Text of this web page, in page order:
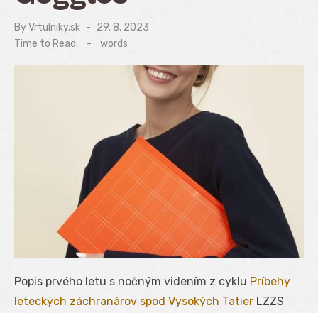
ByVrtulniky.sk
Posted
on
29. 8. 2023
Time to Read:
- words
Popis prvého letu s nočným videním z cyklu Príbehy
leteckých záchranárov spod Vysokých Tatier LZZS